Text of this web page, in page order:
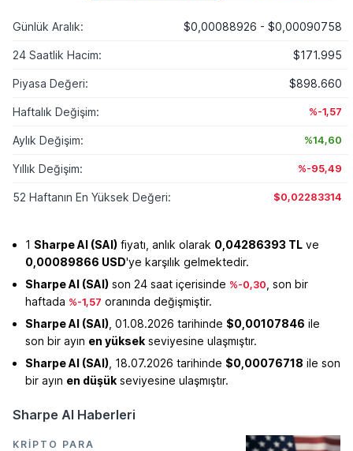
Günlük Aralık: $0,00088926 - $0,00090758
24 Saatlik Hacim: $171.995
Piyasa Değeri: $898.660
Haftalık Değişim: %-1,57
Aylık Değişim: %14,60
Yıllık Değişim: %-95,49
52 Haftanın En Yüksek Değeri: $0,02283314
1 Sharpe AI (SAI) fiyatı, anlık olarak 0,04286393 TL ve
0,00089866 USD'ye karşılık gelmektedir.
Sharpe AI (SAI) son 24 saat içerisinde %-0,30 , son bir
haftada %-1,57 oranında değişmiştir.
Sharpe AI (SAI) , 01.08.2026 tarihinde $0,00107846 ile
son bir ayın en yüksek seviyesine ulaşmıştır.
Sharpe AI (SAI) , 18.07.2026 tarihinde $0,00076718 ile son
bir ayın en düşük seviyesine ulaşmıştır.
Sharpe AI Haberleri
KRIPTO PARA